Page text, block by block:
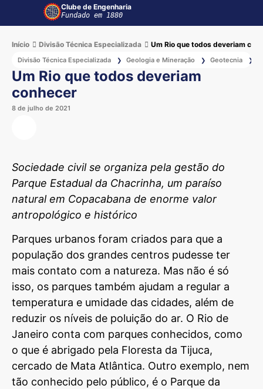
Clube de Engenharia
Fundado em 1880
Início Divisão Técnica Especializada Um Rio que todos deveriam
Divisão Técnica Especializada ❯ Geologia e Mineração ❯ Geotecnia ❯
Um Rio que todos deveriam
conhecer
8 de julho de 2021
Sociedade civil se organiza pela gestão do
Parque Estadual da Chacrinha, um paraíso
natural em Copacabana de enorme valor
antropológico e histórico
Parques urbanos foram criados para que a
população dos grandes centros pudesse ter
mais contato com a natureza. Mas não é só
isso, os parques também ajudam a regular a
temperatura e umidade das cidades, além de
reduzir os níveis de poluição do ar. O Rio de
Janeiro conta com parques conhecidos, como
o que é abrigado pela Floresta da Tijuca,
cercado de Mata Atlântica. Outro exemplo, nem
tão conhecido pelo público, é o Parque da